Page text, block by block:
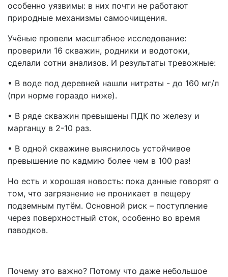
особенно уязвимы: в них почти не работают
природные механизмы самоочищения.
Учёные провели масштабное исследование:
проверили 16 скважин, родники и водотоки,
сделали сотни анализов. И результаты тревожные:
• В воде под деревней нашли нитраты - до 160 мг/л
(при норме гораздо ниже).
• В ряде скважин превышены ПДК по железу и
марганцу в 2-10 раз.
• В одной скважине выяснилось устойчивое
превышение по кадмию более чем в 100 раз!
Но есть и хорошая новость: пока данные говорят о
том, что загрязнение не проникает в пещеру
подземным путём. Основной риск – поступление
через поверхностный сток, особенно во время
паводков.
Почему это важно? Потому что даже небольшое